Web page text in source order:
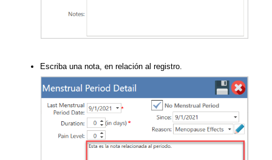
Escriba una nota, en relación al registro.